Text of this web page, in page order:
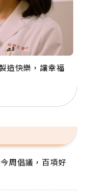
造快樂，讓幸福
36年 「台灣是我
！「蛋黃哥小
休後才開始真
最年長羽球選
提琴還登上小
周倡議，百項好